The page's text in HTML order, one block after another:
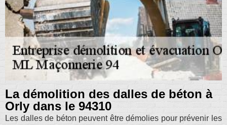
La démolition des dalles de béton à
Orly dans le 94310
Les dalles de béton peuvent être démolies pour prévenir les